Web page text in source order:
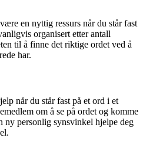
en nyttig ressurs når du står fast
organisert etter antall
til å finne det riktige ordet ved å
har.
når du står fast på et ord i et
om å se på ordet og komme
ny personlig synsvinkel hjelpe deg